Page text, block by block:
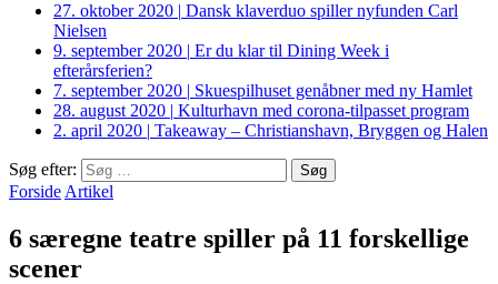
27. oktober 2020 | Dansk klaverduo spiller nyfunden Carl
Nielsen
9. september 2020 | Er du klar til Dining Week i
efterårsferien?
7. september 2020 | Skuespilhuset genåbner med ny Hamlet
28. august 2020 | Kulturhavn med corona-tilpasset program
2. april 2020 | Takeaway – Christianshavn, Bryggen og Halen
Søg efter:
Forside Artikel
6 særegne teatre spiller på 11 forskellige
scener